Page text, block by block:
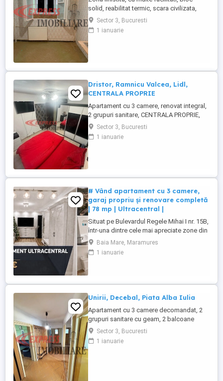
solid, reabilitat termic, scara civilizata,
reabilitat termic, etajul 5 din 10, este
spatios, luminos, balcon inchis in
termopan, spatii de depozitare, aer
Sector 3, Bucuresti
1 ianuarie
Dristor, Ramnicu Valcea, Lidl,
CENTRALA PROPRIE
Apartament cu 3 camere, renovat integral,
2 grupuri sanitare, CENTRALA PROPRIE,
geam la baie, spatii de depozitare, situat
la etajul 2 in bloc de 8 nivele reabilitat.
Sector 3, Bucuresti
1 ianuarie
# Vând apartament cu 3 camere,
garaj propriu și renovare completă
| 78 mp | Ultracentral |
Situat pe Bulevardul Regele Mihai I nr. 15B,
într-una dintre cele mai apreciate zone din
Baia Mare, apartamentul oferă avantajul
unei poziții ultracentrale fără
compromisurile pe care aceasta le
orașului, locuința se ...
Baia Mare, Maramures
1 ianuarie
Unirii, Decebal, Piata Alba Iulia
Apartament cu 3 camere decomandat, 2
grupuri sanitare cu geam, 2 balcoane
inchise, spatii de depozitare, luminos,
situat la etajul 8 in bloc de 9 nivele.
Sector 3, Bucuresti
1 ianuarie